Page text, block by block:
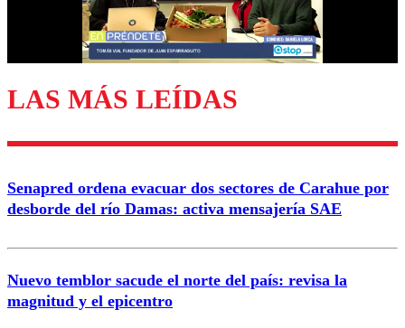
Enviar comentario
LAS MÁS LEÍDAS
Senapred ordena evacuar dos sectores de Carahue por
desborde del río Damas: activa mensajería SAE
Nuevo temblor sacude el norte del país: revisa la
magnitud y el epicentro